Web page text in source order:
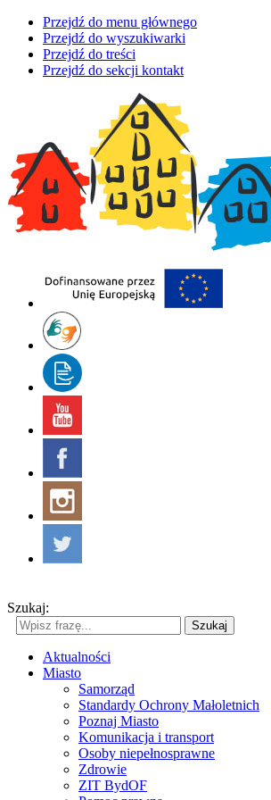
Przejdź do menu głównego
Przejdź do wyszukiwarki
Przejdź do treści
Przejdź do sekcji kontakt
Szukaj:
Szukaj
Aktualności
Miasto
Samorząd
Standardy Ochrony Małoletnich
Poznaj Miasto
Komunikacja i transport
Osoby niepełnosprawne
Zdrowie
ZIT BydOF